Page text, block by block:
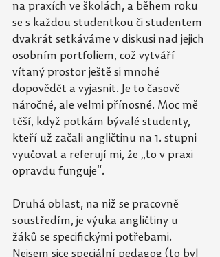
na praxích ve školách, a během roku
se s každou studentkou či studentem
dvakrát setkáváme v diskusi nad jejich
osobním portfoliem, což vytváří
vítaný prostor ještě si mnohé
dopovědět a vyjasnit. Je to časově
náročné, ale velmi přínosné. Moc mě
těší, když potkám bývalé studenty,
kteří už začali angličtinu na 1. stupni
vyučovat a referují mi, že „to v praxi
opravdu funguje“.
Druhá oblast, na niž se pracovně
soustředím, je výuka angličtiny u
žáků se specifickými potřebami.
Nejsem sice speciální pedagog (to byl